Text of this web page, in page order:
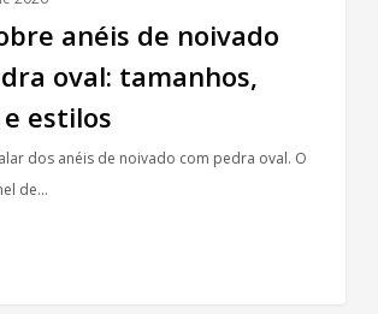
anéis de noivado
oval: tamanhos,
estilos
dos anéis de noivado com pedra oval. O
de…